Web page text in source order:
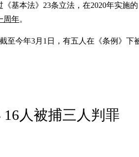
基本法》23条立法，在2020年实
周年。
至今年3月1日，有五人在《条例》
人被捕三人判罪